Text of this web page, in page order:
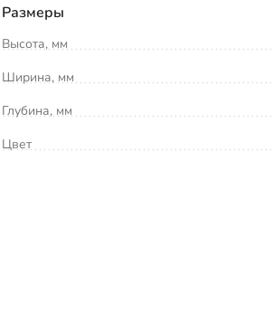
Размеры
Высота, мм
Ширина, мм
Глубина, мм
Цвет